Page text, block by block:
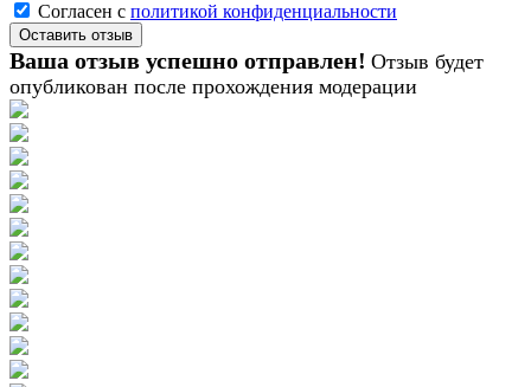
Согласен с политикой конфиденциальности
Ваша отзыв успешно отправлен! Отзыв будет
опубликован после прохождения модерации